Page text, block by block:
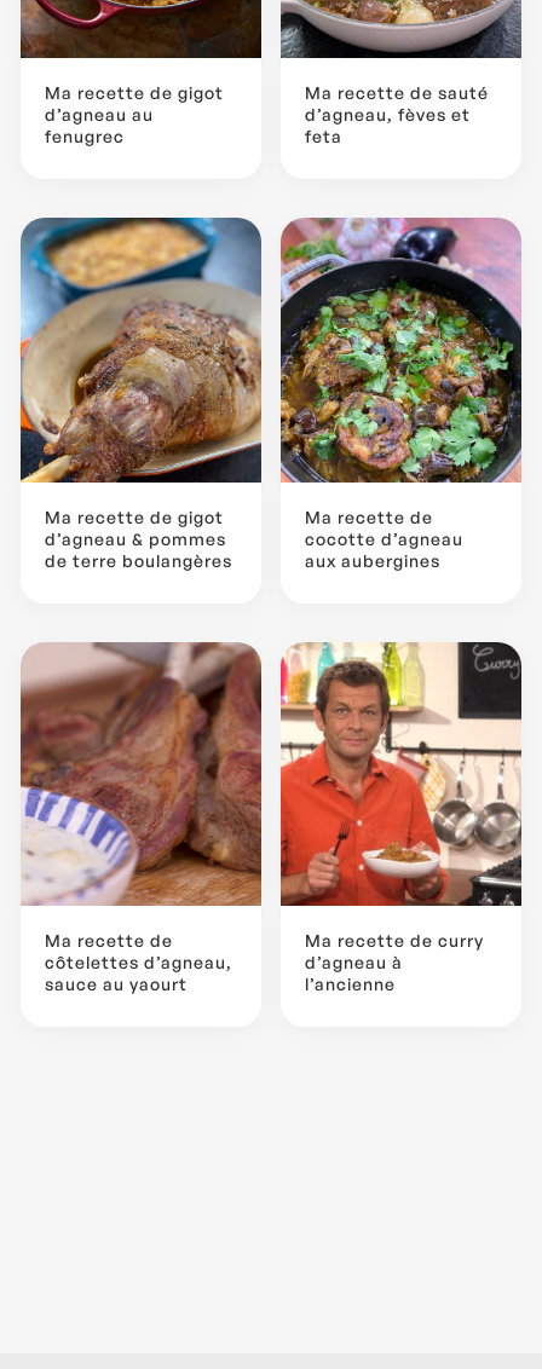
Ma recette de gigot
d’agneau au
fenugrec
Ma recette de sauté
d’agneau, fèves et
feta
Ma recette de gigot
d’agneau & pommes
de terre boulangères
Ma recette de
cocotte d’agneau
aux aubergines
Ma recette de
côtelettes d’agneau,
sauce au yaourt
Ma recette de curry
d’agneau à
l’ancienne